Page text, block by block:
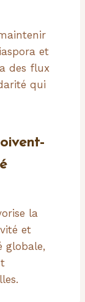
et
des flux
qui
la
et
globale,